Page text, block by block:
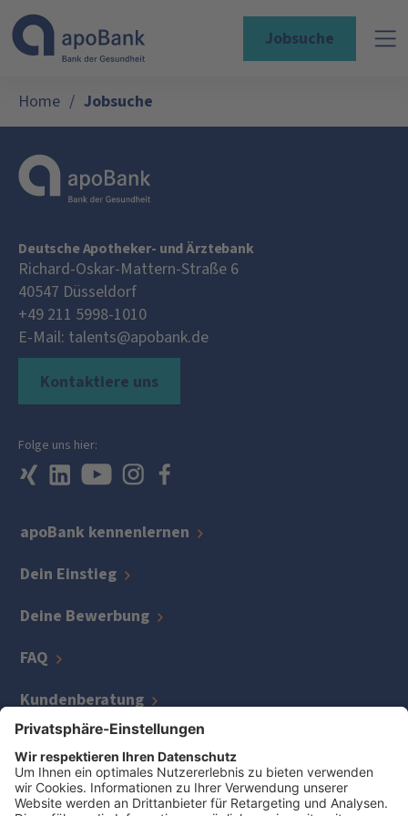
Jobsuche
Home / Jobsuche
Deutsche Apotheker- und Ärztebank
Richard-Oskar-Mattern-Straße 6
40547 Düsseldorf
+49 211 5998-1010
E-Mail: talents@apobank.de
apoBank kennenlernen
Dein Einstieg
Deine Bewerbung
FAQ
Kundenberatung
IT
Kreditmanagement
Kontaktiere uns
Folge uns hier: